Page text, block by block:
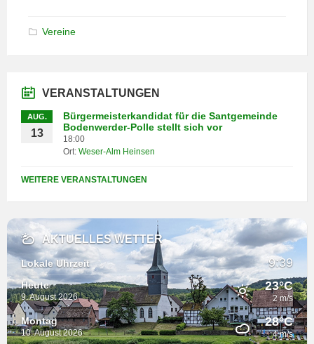
Vereine
VERANSTALTUNGEN
AUG.
13
Bürgermeisterkandidat für die Santgemeinde
Bodenwerder-Polle stellt sich vor
18:00
Ort: Weser-Alm Heinsen
WEITERE VERANSTALTUNGEN
AKTUELLES WETTER
Lokale Uhrzeit 9:39
Heute
9. August 2026
23°C
2 m/s
Montag
10. August 2026
28°C
4 m/s